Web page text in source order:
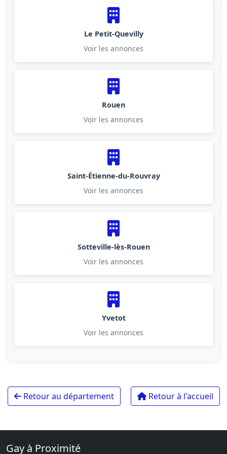
Le Petit-Quevilly
Voir les annonces
Rouen
Voir les annonces
Saint-Étienne-du-Rouvray
Voir les annonces
Sotteville-lès-Rouen
Voir les annonces
Yvetot
Voir les annonces
Retour au département Retour à l'accueil
Gay à Proximité